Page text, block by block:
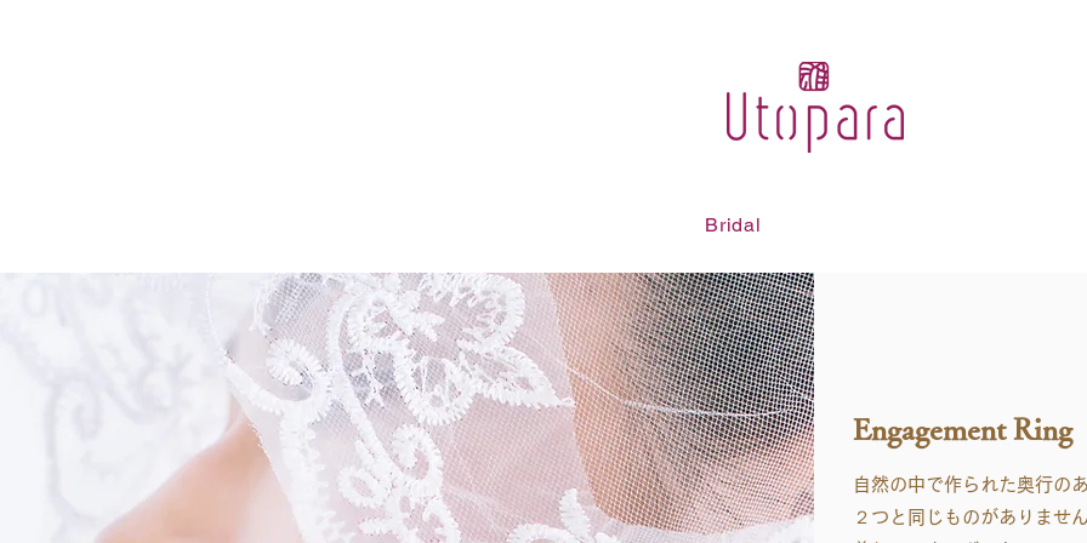
Bridal
Engagement Ring
自然の中で作られた奥行の
２つと同じものがありません